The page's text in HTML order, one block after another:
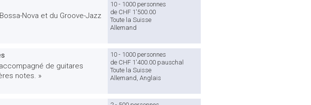
Nova et du Groove-Jazz
10 - 1000 personnes
de CHF 1'500.00
Toute la Suisse
Allemand
de guitares
notes. »
10 - 1000 personnes
de CHF 1'400.00 pauschal
Toute la Suisse
Allemand, Anglais